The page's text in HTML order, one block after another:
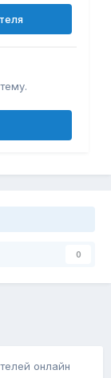
0
онлайн